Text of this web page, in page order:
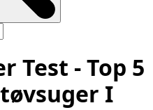
Test - Top 5
I